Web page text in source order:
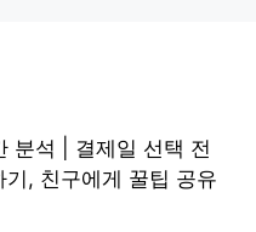
분석 | 결제일 선택 전
, 친구에게 꿀팁 공유